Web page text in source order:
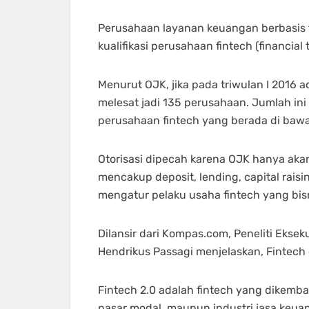
Perusahaan layanan keuangan
kualifikasi perusahaan fintech
Menurut OJK, jika pada triwulan I 2016
melesat jadi 135 perusahaan. Jumlah
perusahaan fintech yang berada di
Otorisasi dipecah karena OJK hanya
mencakup deposit, lending, capital
mengatur pelaku usaha fintech yang
Dilansir dari Kompas.com, Peneliti
Hendrikus Passagi menjelaskan,
Fintech 2.0 adalah fintech yang